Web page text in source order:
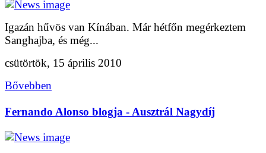
Igazán hűvös van Kínában. Már hétfőn megérkeztem
Sanghajba, és még...
csütörtök, 15 április 2010
Bővebben
Fernando Alonso blogja - Ausztrál Nagydíj